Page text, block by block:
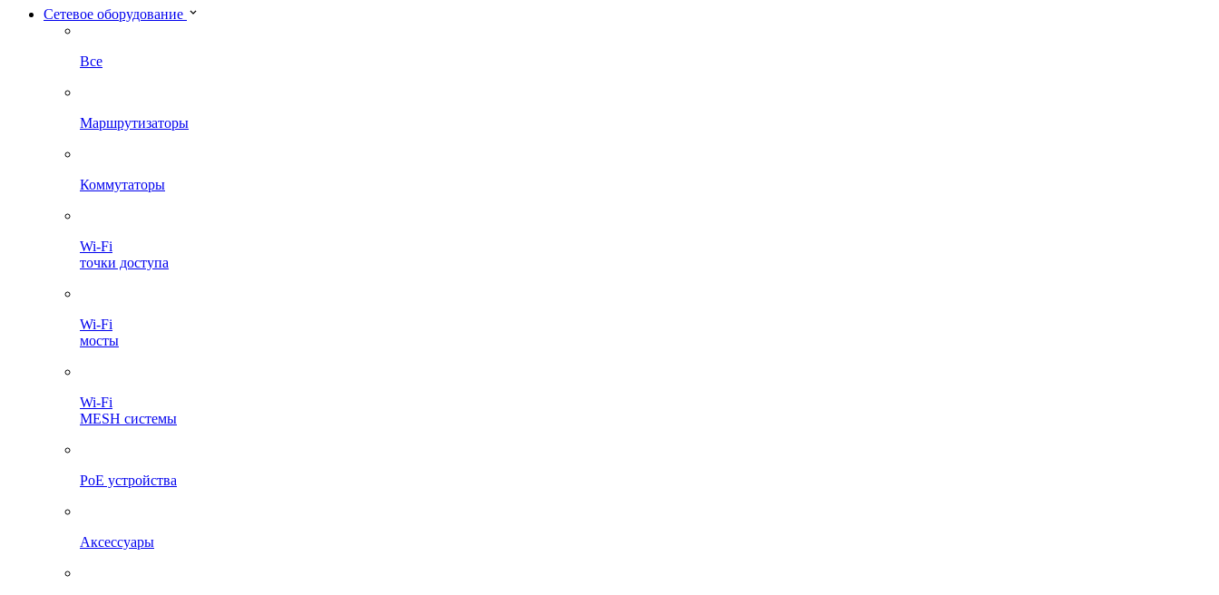
Сетевое оборудование
Все
Маршрутизаторы
Коммутаторы
Wi-Fi
точки доступа
Wi-Fi
мосты
Wi-Fi
MESH системы
PoE устройства
Аксессуары